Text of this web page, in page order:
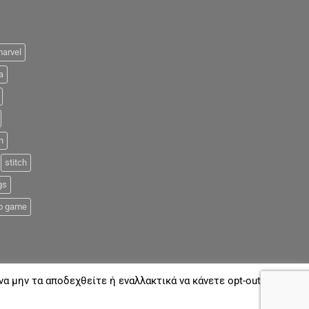
stitch
game
τα αποδεχθείτε ή εναλλακτικά να κάνετε opt-out όποτε